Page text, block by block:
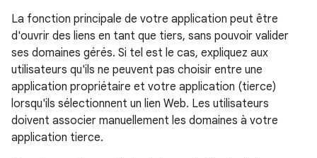
La fonction principale de votre application peut être
d'ouvrir des liens en tant que tiers, sans pouvoir valider
ses domaines gérés. Si tel est le cas, expliquez aux
utilisateurs qu'ils ne peuvent pas choisir entre une
application propriétaire et votre application (tierce)
lorsqu'ils sélectionnent un lien Web. Les utilisateurs
doivent associer manuellement les domaines à votre
application tierce.